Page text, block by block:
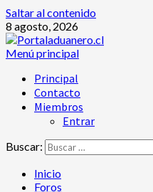
Saltar al contenido
8 agosto, 2026
Menú principal
Principal
Contacto
Miembros
Entrar
Buscar:
Inicio
Foros